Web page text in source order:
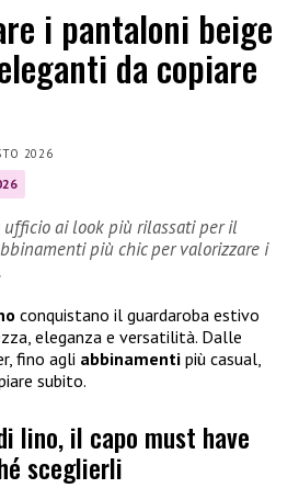
i pantaloni beige
da copiare
2026
ai look più rilassati per il
più chic per valorizzare i
conquistano il guardaroba estivo
eleganza e versatilità. Dalle
fino agli abbinamenti più casual,
subito.
lino, il capo must have
sceglierli